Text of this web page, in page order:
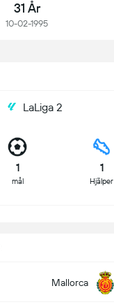
31 År
10-02-1995
LaLiga 2
1
mål
1
Hjälper
Mallorca